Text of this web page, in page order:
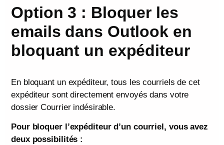
Option 3 : Bloquer les
emails dans Outlook en
bloquant un expéditeur
En bloquant un expéditeur, tous les courriels de cet
expéditeur sont directement envoyés dans votre
dossier Courrier indésirable.
Pour bloquer l’expéditeur d’un courriel, vous avez
deux possibilités :